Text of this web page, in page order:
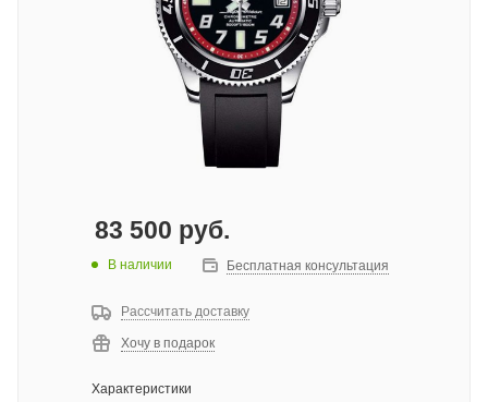
83 500 руб.
В наличии Бесплатная консультация
Рассчитать доставку
Хочу в подарок
Характеристики